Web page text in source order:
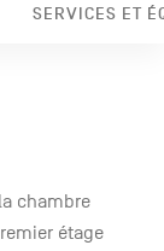
SERVICES ET
chambre
étage